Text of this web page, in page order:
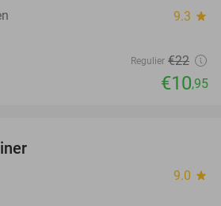
9.3 star
Regulier €22
€10,95
9.0 star